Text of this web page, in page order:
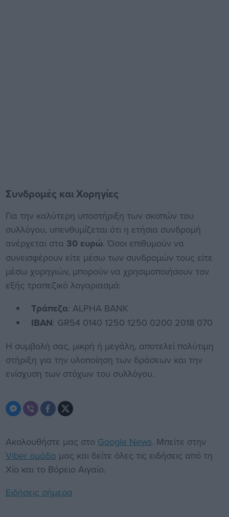
Συνδρομές και Χορηγίες
Για την καλύτερη υποστήριξη των σκοπών του
συλλόγου, υπενθυμίζεται ότι η ετήσια συνδρομή
ανέρχεται στα 30 ευρώ. Όσοι επιθυμούν να
συνεισφέρουν είτε μέσω των συνδρομών τους είτε
μέσω χορηγιών, μπορούν να χρησιμοποιήσουν τον
εξής τραπεζικό λογαριασμό:
Τράπεζα: ALPHA BANK
IBAN: GR54 0140 1250 1250 0200 2018 070
Η συμβολή σας, μικρή ή μεγάλη, αποτελεί πολύτιμη
στήριξη για την υλοποίηση των δράσεων και την
ενίσχυση των στόχων του συλλόγου.
Ακολουθήστε μας στο Google News. Μπείτε στην
Viber ομάδα μας και δείτε όλες τις ειδήσεις από τη
Χίο και το Βόρειο Αιγαίο.
Ειδήσεις σήμερα